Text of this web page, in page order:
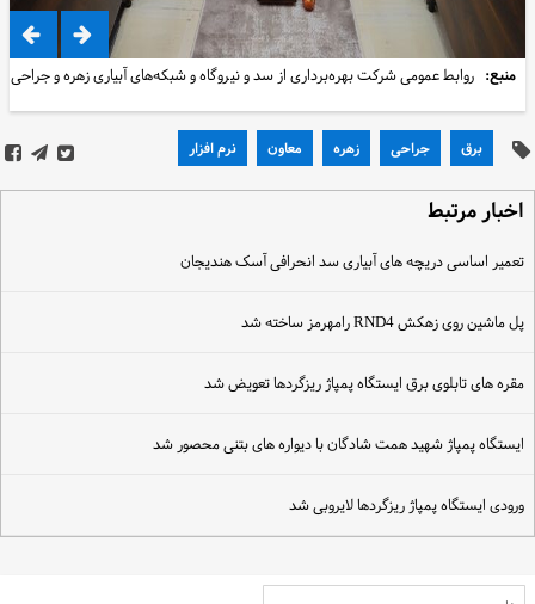
منبع: روابط عمومی شرکت بهره‌برداری از سد و نیروگاه و شبکه‌های آبیاری زهره و جراحی
برق جراحی زهره معاون نرم افزار
اخبار مرتبط
تعمیر اساسی دریچه های آبیاری سد انحرافی آسک هندیجان
پل ماشین روی زهکش RND4 رامهرمز ساخته شد
مقره های تابلوی برق ایستگاه پمپاژ ریزگردها تعویض شد
ایستگاه پمپاژ شهید همت شادگان با دیواره های بتنی محصور شد
ورودی ایستگاه پمپاژ ریزگردها لایروبی شد